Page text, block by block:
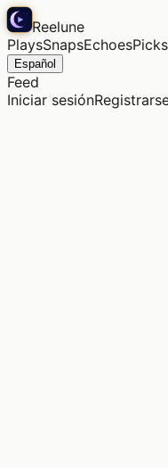
Reelune
PlaysSnapsEchoesPicks
Español
Feed
Iniciar sesión